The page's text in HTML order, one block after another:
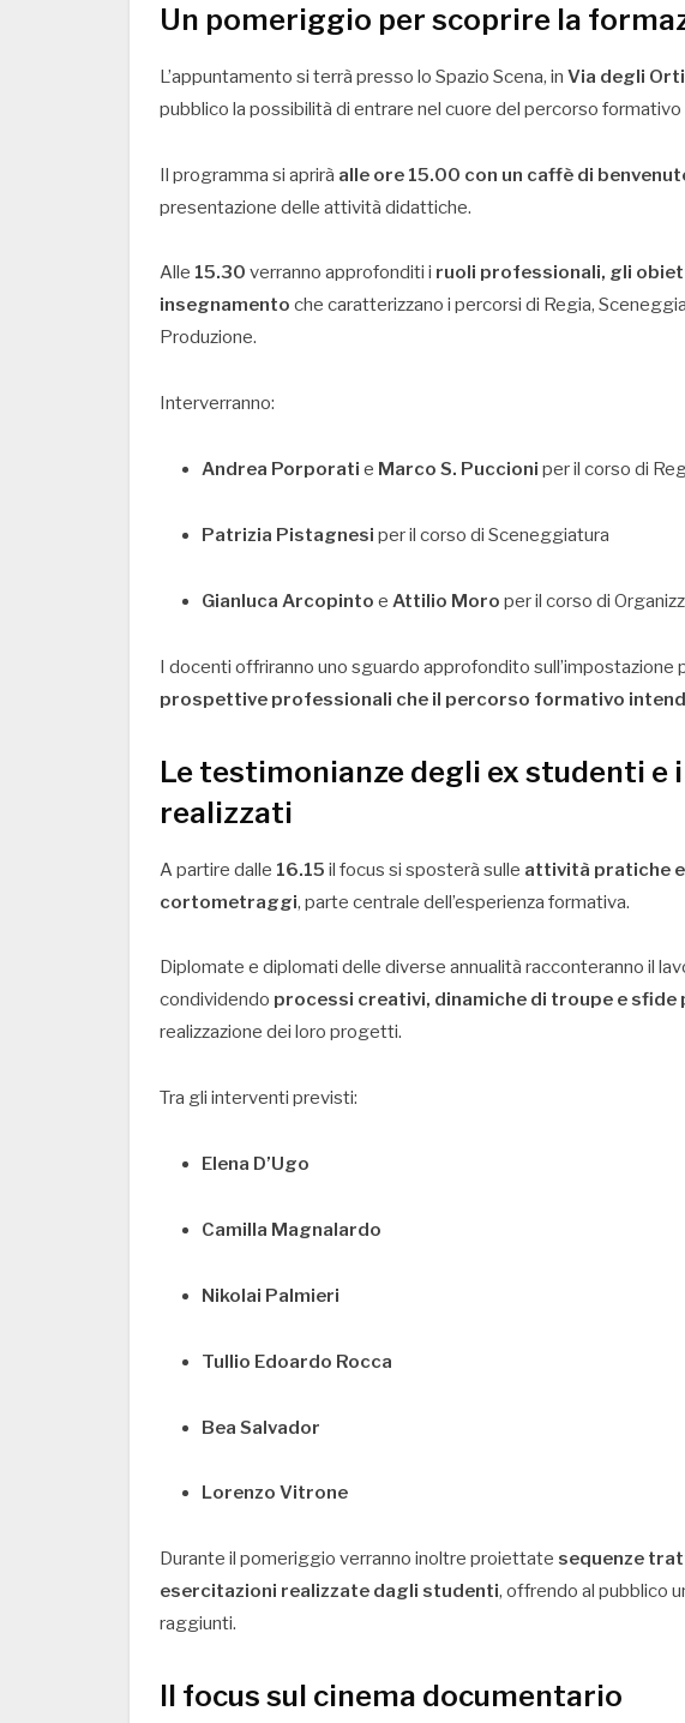
Un pomeriggio per scoprire la
L’appuntamento si terrà presso lo Spazio Scena, in Via degli Orti
pubblico la possibilità di entrare nel cuore del percorso formativo
Il programma si aprirà alle ore 15.00 con un caffè di
presentazione delle attività didattiche.
Alle 15.30 verranno approfonditi i ruoli professionali, gli
insegnamento che caratterizzano i percorsi di Regia,
Produzione.
Interverranno:
Andrea Porporati e Marco S. Puccioni per il corso di
Patrizia Pistagnesi per il corso di Sceneggiatura
Gianluca Arcopinto e Attilio Moro per il corso di
I docenti offriranno uno sguardo approfondito sull’impostazione
prospettive professionali che il percorso formativo
Le testimonianze degli ex studenti
realizzati
A partire dalle 16.15 il focus si sposterà sulle attività pratiche
cortometraggi, parte centrale dell’esperienza formativa.
Diplomate e diplomati delle diverse annualità racconteranno il
condividendo processi creativi, dinamiche di troupe e
realizzazione dei loro progetti.
Tra gli interventi previsti:
Elena D’Ugo
Camilla Magnalardo
Nikolai Palmieri
Tullio Edoardo Rocca
Bea Salvador
Lorenzo Vitrone
Durante il pomeriggio verranno inoltre proiettate sequenze
esercitazioni realizzate dagli studenti, offrendo al pubblico
raggiunti.
Il focus sul cinema documentario